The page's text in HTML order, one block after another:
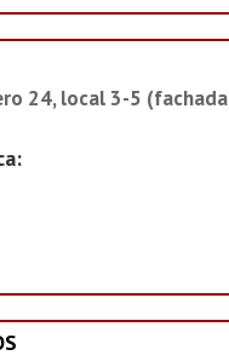
24, local 3-5